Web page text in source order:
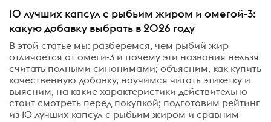
10 лучших капсул с рыбьим жиром и омегой-3:
какую добавку выбрать в 2026 году
В этой статье мы: разберемся, чем рыбий жир
отличается от омеги-3 и почему эти названия нельзя
считать полными синонимами; объясним, как купить
качественную добавку, научимся читать этикетку и
выясним, на какие характеристики действительно
стоит смотреть перед покупкой; подготовим рейтинг
из 10 лучших капсул с рыбьим жиром и сравним